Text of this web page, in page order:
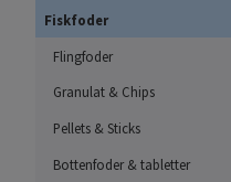
Fiskfoder
Flingfoder
Granulat & Chips
Pellets & Sticks
Bottenfoder & tabletter